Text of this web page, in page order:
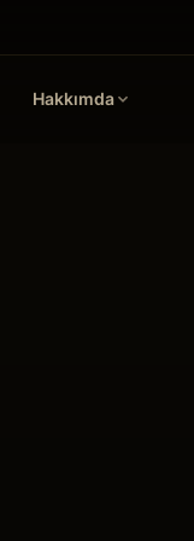
Hakkımda